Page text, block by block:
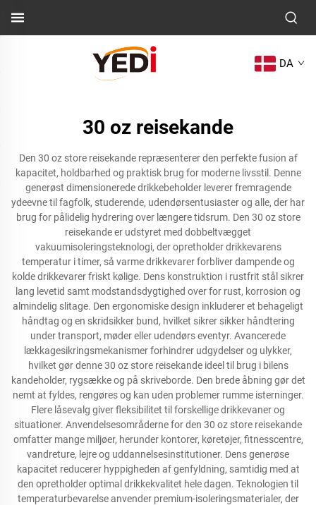
DA
30 oz reisekande
Den 30 oz store reisekande repræsenterer den perfekte fusion af
kapacitet, holdbarhed og praktisk brug for moderne livsstil. Denne
generøst dimensionerede drikkebeholder leverer fremragende
ydeevne til fagfolk, studerende, udendørsentusiaster og alle, der har
brug for pålidelig hydrering over længere tidsrum. Den 30 oz store
reisekande er udstyret med dobbeltvægget
vakuumisoleringsteknologi, der opretholder drikkevarens
temperatur i timer, så varme drikkevarer forbliver dampende og
kolde drikkevarer friskt kølige. Dens konstruktion i rustfrit stål sikrer
lang levetid samt modstandsdygtighed over for rust, korrosion og
almindelig slitage. Den ergonomiske design inkluderer et behageligt
håndtag og en skridsikker bund, hvilket sikrer sikker håndtering
under transport, møder eller udendørs eventyr. Avancerede
lækkagesikringsmekanismer forhindrer udgydelser og ulykker,
hvilket gør denne 30 oz store reisekande ideel til brug i bilens
kandeholder, rygsække og på skriveborde. Den brede åbning gør det
nemt at fyldes, rengøres og kan uden problemer rumme isterninger.
Flere låsevalg giver fleksibilitet til forskellige drikkevaner og
situationer. Anvendelsesområderne for den 30 oz store reisekande
omfatter mange miljøer, herunder kontorer, køretøjer, fitnesscentre,
vandreture, lejre og uddannelsesinstitutioner. Dens generøse
kapacitet reducerer hyppigheden af genfyldning, samtidig med at
den opretholder optimal drikkekvalitet hele dagen. Teknologien til
temperaturbevarelse anvender premium-isoleringsmaterialer, der